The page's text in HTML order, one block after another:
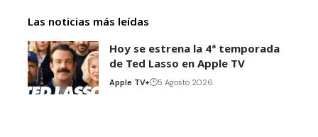
Las noticias más leídas
Hoy se estrena la 4ª temporada
de Ted Lasso en Apple TV
Apple TV+ 5 Agosto 2026